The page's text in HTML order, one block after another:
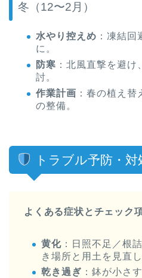
冬（12〜2月）
水やり控えめ ：凍結
に。
防寒 ：北風直撃を避
討。
作業計画 ：春の植え
の整備。
トラブル予防・対
よくある症状とチェック
黄化 ：日照不足／根
き場所と用土を見直し
乾き過ぎ ：鉢が小さ